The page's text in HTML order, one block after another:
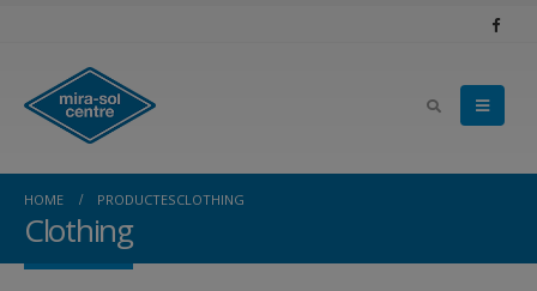
HOME PRODUCTESCLOTHING
Clothing